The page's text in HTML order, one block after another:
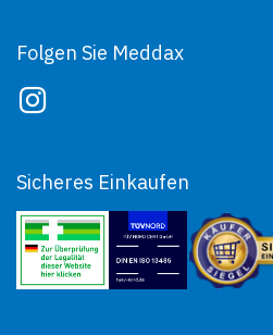
Folgen Sie Meddax
Sicheres Einkaufen